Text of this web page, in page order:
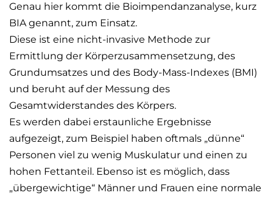
Genau hier kommt die Bioimpendanzanalyse, kurz
BIA genannt, zum Einsatz.
Diese ist eine nicht-invasive Methode zur
Ermittlung der Körperzusammensetzung, des
Grundumsatzes und des Body-Mass-Indexes (BMI)
und beruht auf der Messung des
Gesamtwiderstandes des Körpers.
Es werden dabei erstaunliche Ergebnisse
aufgezeigt, zum Beispiel haben oftmals „dünne“
Personen viel zu wenig Muskulatur und einen zu
hohen Fettanteil. Ebenso ist es möglich, dass
„übergewichtige“ Männer und Frauen eine normale